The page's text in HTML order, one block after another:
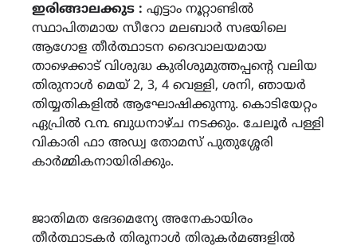
ഇരിങ്ങാലക്കുട : എട്ടാം നൂറ്റാണ്ടിൽ
സ്ഥാപിതമായ സീറോ മലബാർ സഭയിലെ
ആഗോള തീർത്ഥാടന ദൈവാലയമായ
താഴെക്കാട് വിശുദ്ധ കുരിശുമുത്തപ്പൻ്റെ വലിയ
തിരുനാൾ മെയ് 2, 3, 4 വെള്ളി, ശനി, ഞായർ
തിയ്യതികളിൽ ആഘോഷിക്കുന്നു. കൊടിയേറ്റം
ഏപ്രിൽ ൨൩ ബുധനാഴ്ച നടക്കും. ചേലൂർ പള്ളി
വികാരി ഫാ അഡ്വ തോമസ് പുതുശ്ശേരി
കാർമ്മികനായിരിക്കും.
ജാതിമത ഭേദമെന്യേ അനേകായിരം
തീർത്ഥാടകർ തിരുനാൾ തിരുകർമങ്ങളിൽ